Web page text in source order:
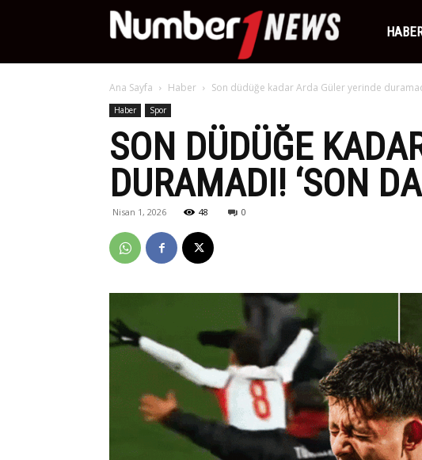
Number1
News
Ana Sayfa Haber Son düdüğe kadar Arda Güler yerinde
Haber Spor
SON DÜDÜĞE
DURAMADI! ‘SON
Nisan 1, 2026 48 0